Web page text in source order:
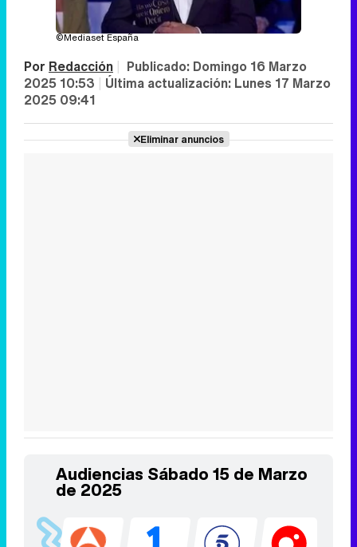
©Mediaset España
Por Redacción | Publicado: Domingo 16 Marzo
2025 10:53 | Última actualización: Lunes 17 Marzo
2025 09:41
Eliminar anuncios
Audiencias Sábado 15 de Marzo
de 2025